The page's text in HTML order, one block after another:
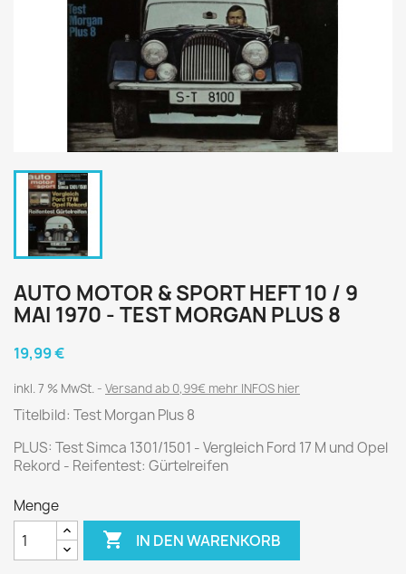
AUTO MOTOR & SPORT HEFT 10 / 9
MAI 1970 - TEST MORGAN PLUS 8
19,99 €
inkl. 7 % MwSt. Versand ab 0,99€ mehr INFOS hier
Titelbild: Test Morgan Plus 8
PLUS: Test Simca 1301/1501 - Vergleich Ford 17 M und Opel
Rekord - Reifentest: Gürtelreifen
Menge
 IN DEN WARENKORB